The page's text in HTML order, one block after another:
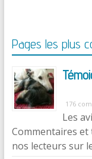
Pages les plus
176
Les
Commentaires et
nos lecteurs sur